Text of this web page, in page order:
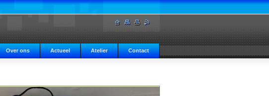
Over ons Actueel Atelier Contact